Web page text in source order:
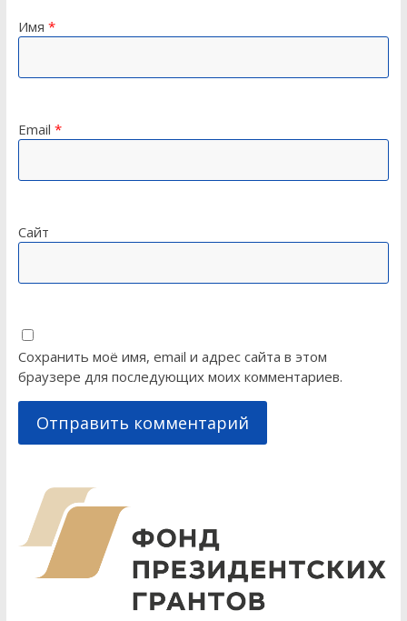
Имя *
Email *
Сайт
Сохранить моё имя, email и адрес сайта в этом
браузере для последующих моих комментариев.